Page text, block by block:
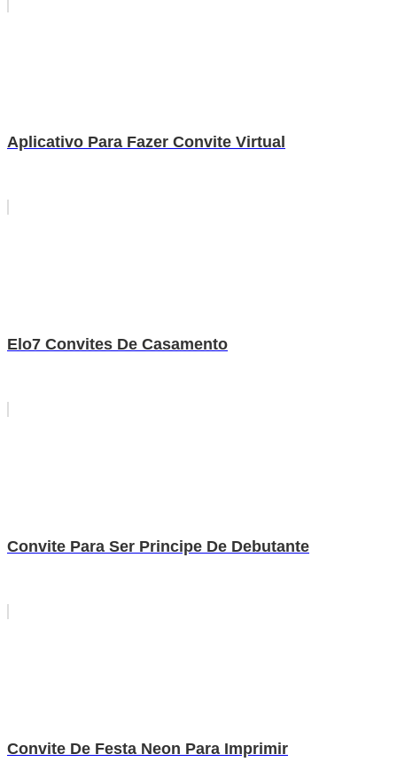
Aplicativo Para Fazer Convite Virtual
Elo7 Convites De Casamento
Convite Para Ser Principe De Debutante
Convite De Festa Neon Para Imprimir